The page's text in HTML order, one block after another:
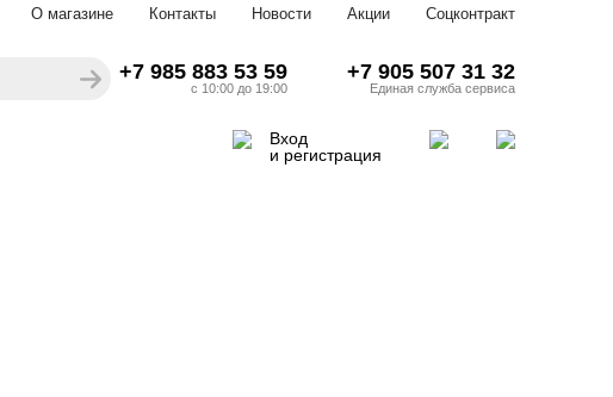
О магазине Контакты Новости Акции Соцконтракт
+7 985 883 53 59
с 10:00 до 19:00
+7 905 507 31 32
Единая служба сервиса
Вход
и регистрация